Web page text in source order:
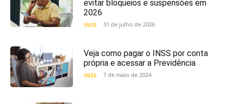
evitar bloqueios e suspensões em
2026
INSS 31 de julho de 2026
Veja como pagar o INSS por conta
própria e acessar a Previdência
INSS 7 de maio de 2024